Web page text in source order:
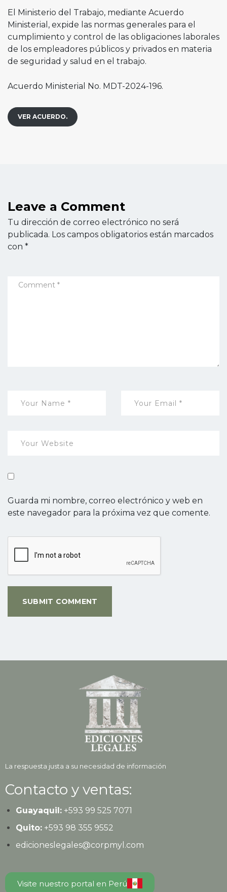
El Ministerio del Trabajo, mediante Acuerdo
Ministerial, expide las normas generales para el
cumplimiento y control de las obligaciones laborales
de los empleadores públicos y privados en materia
de seguridad y salud en el trabajo.
Acuerdo Ministerial No. MDT-2024-196.
VER ACUERDO.
Leave a Comment
Tu dirección de correo electrónico no será
publicada. Los campos obligatorios están marcados
con *
Guarda mi nombre, correo electrónico y web en
este navegador para la próxima vez que comente.
La respuesta justa a su necesidad de información
Contacto y ventas:
Guayaquil:+593 99 525 7071
Quito:+593 98 355 9552
edicioneslegales@corpmyl.com
Visite nuestro portal en Perú